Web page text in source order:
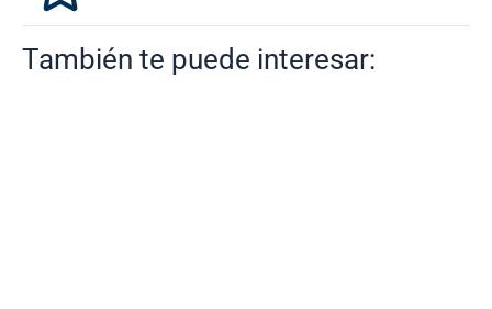
También te puede interesar: